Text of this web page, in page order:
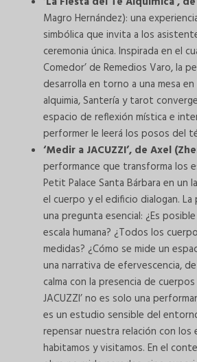
Magro Hernández): una
simbólica que invita a los
ceremonia única. Inspirada en el
Comedor’ de Remedios Varo, la
desarrolla en torno a una mesa
alquimia, Santería y tarot
espacio de reflexión mística e
performer le leerá los posos del
‘Medir a JACUZZI’, de Axel
performance que transforma los
Petit Palace Santa Bárbara en
el cuerpo y el edificio dialogan.
una pregunta esencial: ¿Es
escala humana? ¿Todos los
medidas? ¿Cómo se mide un
una narrativa de efervescencia,
calma con la presencia de
JACUZZI’ no es solo una
es un estudio sensible del
repensar nuestra relación con los
habitamos y visitamos. En el